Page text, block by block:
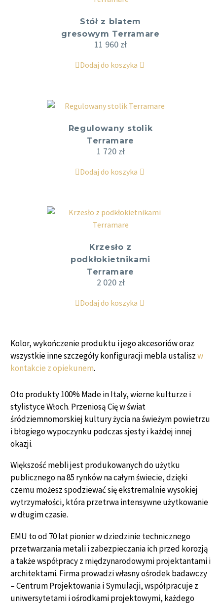
Stół z blatem
gresowym Terramare
11 960 zł
Dodaj do koszyka
Regulowany stolik
Terramare
1 720 zł
Dodaj do koszyka
Krzesło z
podkłokietnikami
Terramare
2 020 zł
Dodaj do koszyka
Kolor, wykończenie produktu i jego akcesoriów oraz
wszystkie inne szczegóły konfiguracji mebla ustaliszw
kontakcie z opiekunem.
Oto produkty 100% Made in Italy, wierne kulturze i
stylistyce Włoch. Przeniosą Cię w świat
śródziemnomorskiej kultury życia na świeżym powietrzu
i błogiego wypoczynku podczas sjesty i każdej innej
okazji.
Większość mebli jest produkowanych do użytku
publicznego na 85 rynków na całym świecie, dzięki
czemu możesz spodziewać się ekstremalnie wysokiej
wytrzymałości, która przetrwa intensywne użytkowanie
w długim czasie.
EMU to od 70 lat pionier w dziedzinie technicznego
przetwarzania metali i zabezpieczania ich przed korozją
a także współpracy z międzynarodowymi projektantami i
architektami. Firma prowadzi własny ośrodek badawczy
– Centrum Projektowania i Symulacji, współpracuje z
uniwersytetami i ośrodkami projektowymi, każdego